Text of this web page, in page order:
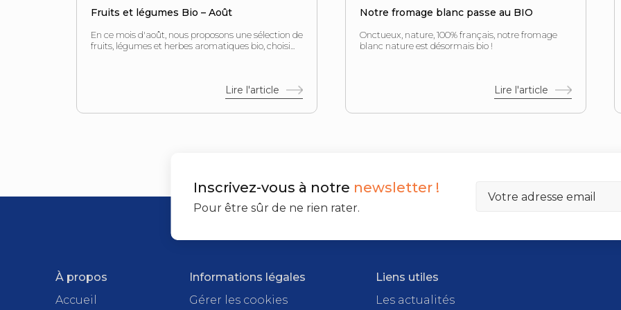
Fruits et légumes Bio – Août
En ce mois d'août, nous proposons une sélection de
fruits, légumes et herbes aromatiques bio, choisi...
Lire l'article
Notre fromage blanc passe au BIO
Onctueux, nature, 100% français, notre fromage
blanc nature est désormais bio !
Lire l'article
À propos
Accueil
Informations légales
Gérer les cookies
Liens utiles
Les actualités
Inscrivez-vous à notre newsletter !
Pour être sûr de ne rien rater.